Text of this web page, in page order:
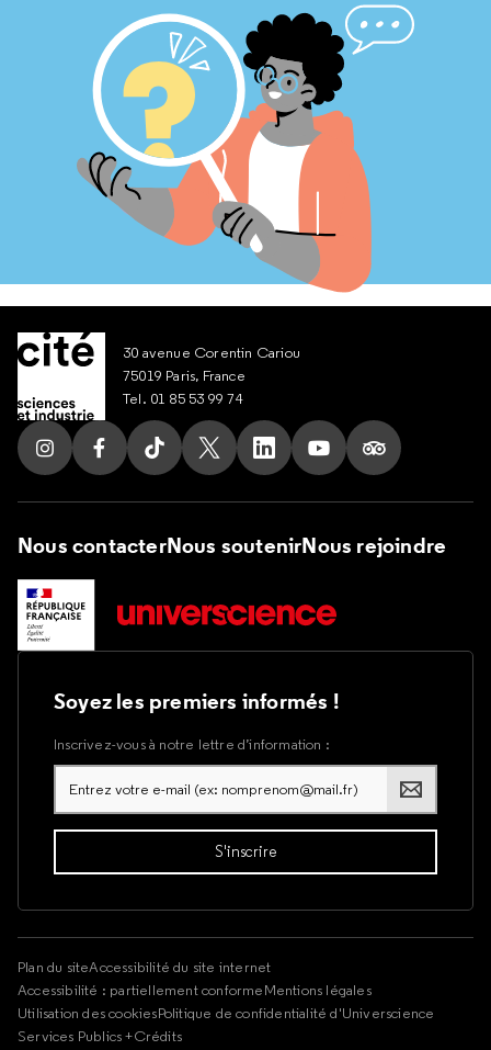
30 avenue Corentin Cariou
75019 Paris, France
Tel. 01 85 53 99 74
Suivez nous sur Instagram
Suivez nous sur Facebook
Suivez nous sur Tik Tok
Suivez nous sur X
Suivez nous sur LinkedIn
Suivez nous sur
Suivez nous
Nous contacterNous soutenirNous rejoindre
Soyez les premiers informés !
Inscrivez-vous à notre lettre d’information :
Plan du siteAccessibilité du site internet
Accessibilité : partiellement conformeMentions légales
Utilisation des cookiesPolitique de confidentialité d'Universcience
Services Publics +Crédits